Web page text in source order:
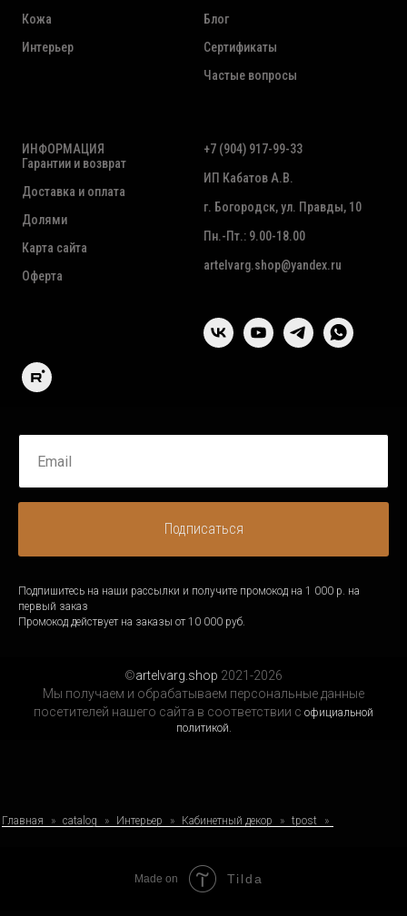
Кожа
Интерьер
Блог
Сертификаты
Частые вопросы
ИНФОРМАЦИЯ
Гарантии и возврат
Доставка и оплата
Долями
Карта сайта
Оферта
+7 (904) 917-99-33
ИП Кабатов А.В.
г. Богородск, ул. Правды, 10
Пн.-Пт.: 9.00-18.00
artelvarg.shop@yandex.ru
Подписаться
Подпишитесь на наши рассылки и получите промокод на 1 000 р. на
первый заказ
Промокод действует на заказы от 10 000 руб.
©artelvarg.shop 2021-2026
Мы получаем и обрабатываем персональные данные
посетителей нашего сайта в соответствии с официальной
политикой.
Главная catalog Интерьер Кабинетный декор tpost
Made on Tilda